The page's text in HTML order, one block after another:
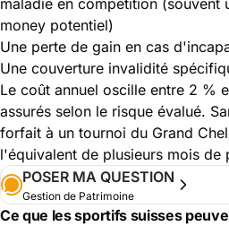
money potentiel)
Une perte de gain en cas
Une couverture invalidité
Le coût annuel oscille entre 2 %
assurés selon le risque évalué.
forfait à un tournoi du Grand
l'équivalent de plusieurs mois de
POSER MA QUESTION
Gestion de Patrimoine
Ce que les sportifs suisses